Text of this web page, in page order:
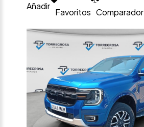
Añadir
Favoritos Comparador